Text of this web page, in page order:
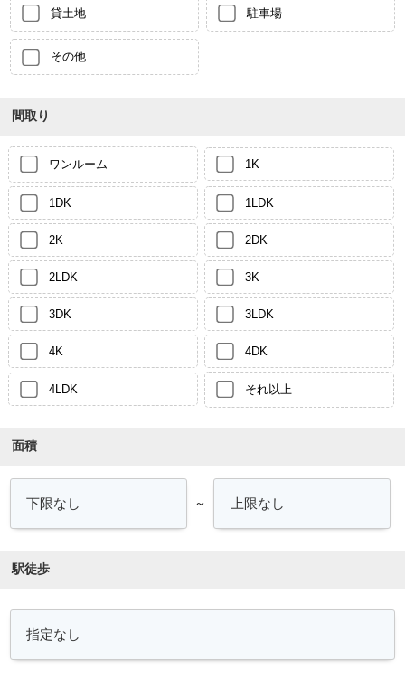
貸土地 駐車場
その他
間取り
ワンルーム 1K
1DK 1LDK
2K 2DK
2LDK 3K
3DK 3LDK
4K 4DK
4LDK それ以上
面積
～
駅徒歩